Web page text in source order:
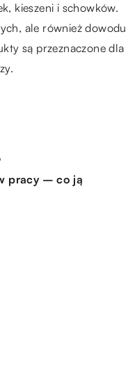
kieszeni i schowków.
ale również dowodu
są przeznaczone dla
pracy – co ją